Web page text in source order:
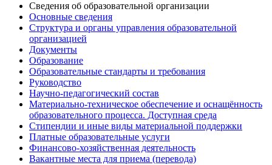
Сведения об образовательной организации
Основные сведения
Структура и органы управления образовательной
организацией
Документы
Образование
Образовательные стандарты и требования
Руководство
Научно-педагогический состав
Материально-техническое обеспечение и оснащённость
образовательного процесса. Доступная среда
Стипендии и иные виды материальной поддержки
Платные образовательные услуги
Финансово-хозяйственная деятельность
Вакантные места для приема (перевода)